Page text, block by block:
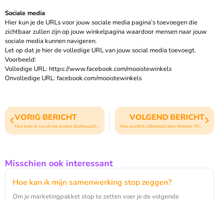
Sociale media
Hier kun je de URLs voor jouw sociale media pagina’s toevoegen die
zichtbaar zullen zijn op jouw winkelpagina waardoor mensen naar jouw
sociale media kunnen navigeren.
Let op dat je hier de volledige URL van jouw social media toevoegt.
Voorbeeld:
Volledige URL: https://www.facebook.com/mooistewinkels
Onvolledige URL: facebook.com/mooistewinkels
VORIG BERICHT
Hoe kom ik vanuit het winkel dashboard terug terug naar de website?
VOLGEND BERICHT
Hoe wordt ik uitbetaald door Mooiste Winkels?
Misschien ook interessant
Hoe kan ik mijn samenwerking stop zeggen?
Om je marketingpakket stop te zetten voer je de volgende